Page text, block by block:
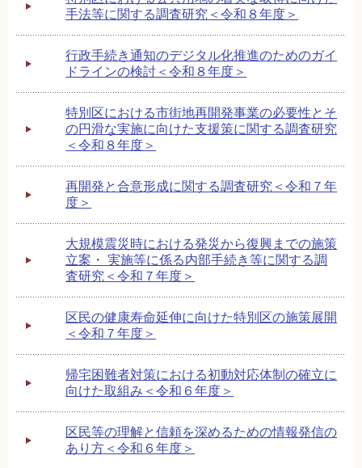
手法等に関する調査研究＜令和８年度＞
行政手続き通知のデジタル化推進のためのガイ
ドラインの検討＜令和８年度＞
特別区における市街地再開発事業の必要性とそ
の円滑な実施に向けた支援策に関する調査研究
＜令和８年度＞
再開発と合意形成に関する調査研究＜令和７年
度＞
大規模震災時における発災から復興までの施策
立案・ 実施等に係る内部手続き等に関する調
査研究＜令和７年度＞
区民の健康寿命延伸に向けた特別区の施策展開
＜令和７年度＞
帰宅困難者対策における初動対応体制の確立に
向けた取組み＜令和６年度＞
区民等の理解と信頼を深めるための情報発信の
あり方＜令和６年度＞